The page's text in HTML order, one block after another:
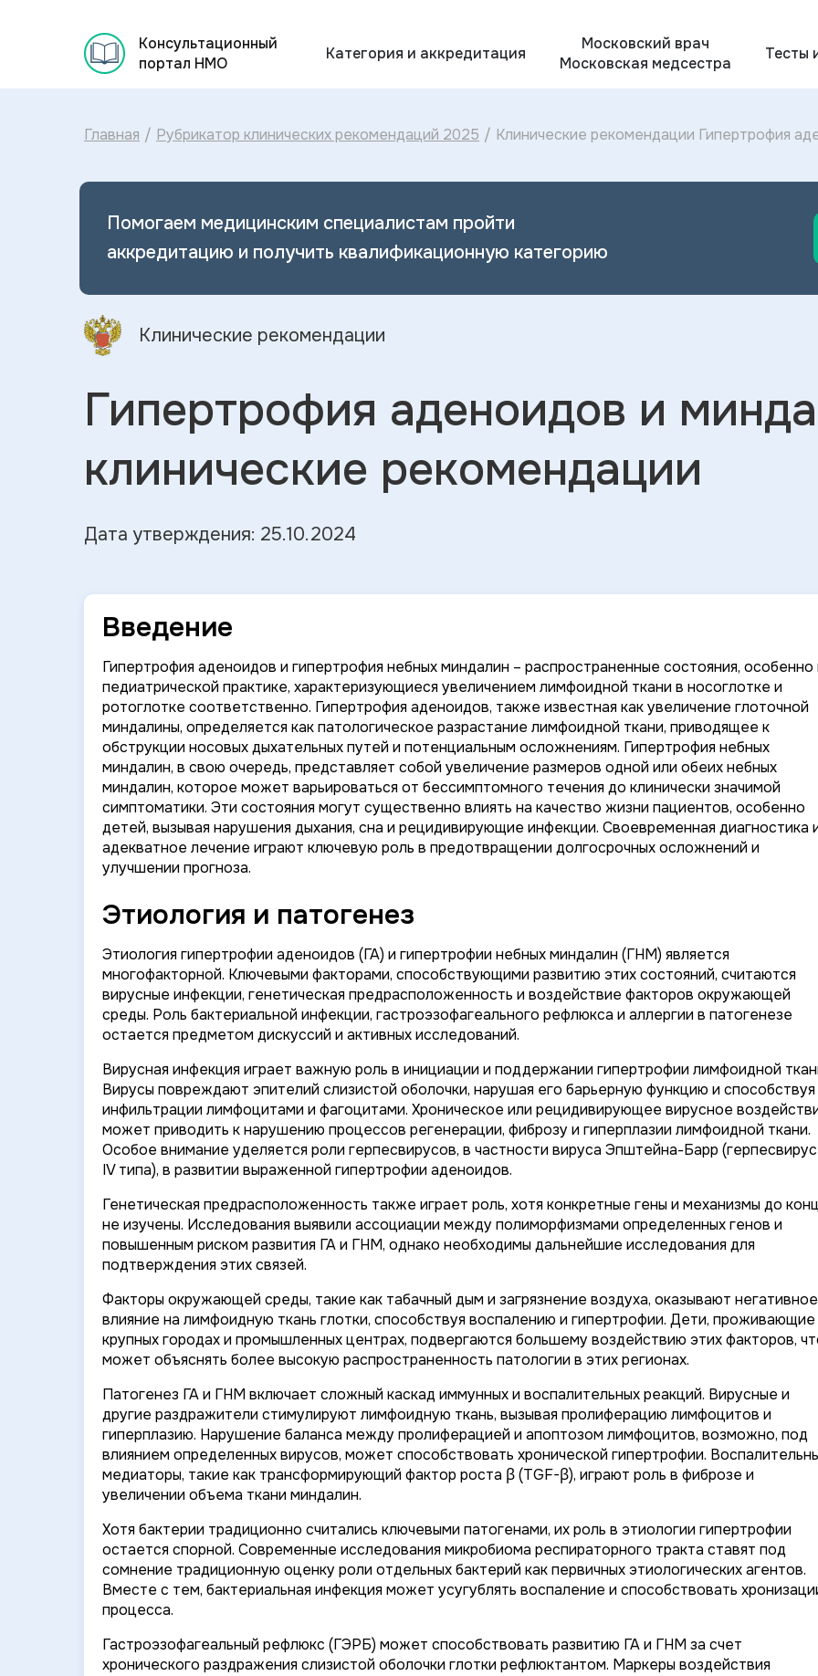
Консультационный
портал НМО
Категория и аккредитация
Московский врач
Московская медсестра
Тесты
Главная / Рубрикатор клинических рекомендаций 2025 / Клинические рекомендации Гипертрофия
Помогаем медицинским специалистам пройти
аккредитацию и получить квалификационную категорию
Клинические рекомендации
Гипертрофия аденоидов и
клинические рекомендации
Дата утверждения: 25.10.2024
Введение
Гипертрофия аденоидов и гипертрофия небных миндалин – распространенные состояния, особенно
педиатрической практике, характеризующиеся увеличением лимфоидной ткани в носоглотке и
ротоглотке соответственно. Гипертрофия аденоидов, также известная как увеличение глоточной
миндалины, определяется как патологическое разрастание лимфоидной ткани, приводящее к
обструкции носовых дыхательных путей и потенциальным осложнениям. Гипертрофия небных
миндалин, в свою очередь, представляет собой увеличение размеров одной или обеих небных
миндалин, которое может варьироваться от бессимптомного течения до клинически значимой
симптоматики. Эти состояния могут существенно влиять на качество жизни пациентов, особенно
детей, вызывая нарушения дыхания, сна и рецидивирующие инфекции. Своевременная диагностика
адекватное лечение играют ключевую роль в предотвращении долгосрочных осложнений и
улучшении прогноза.
Этиология и патогенез
Этиология гипертрофии аденоидов (ГА) и гипертрофии небных миндалин (ГНМ) является
многофакторной. Ключевыми факторами, способствующими развитию этих состояний, считаются
вирусные инфекции, генетическая предрасположенность и воздействие факторов окружающей
среды. Роль бактериальной инфекции, гастроэзофагеального рефлюкса и аллергии в патогенезе
остается предметом дискуссий и активных исследований.
Вирусная инфекция играет важную роль в инициации и поддержании гипертрофии лимфоидной
Вирусы повреждают эпителий слизистой оболочки, нарушая его барьерную функцию и способствуя
инфильтрации лимфоцитами и фагоцитами. Хроническое или рецидивирующее вирусное
может приводить к нарушению процессов регенерации, фиброзу и гиперплазии лимфоидной ткани.
Особое внимание уделяется роли герпесвирусов, в частности вируса Эпштейна-Барр (герпесвирус
IV типа), в развитии выраженной гипертрофии аденоидов.
Генетическая предрасположенность также играет роль, хотя конкретные гены и механизмы до
не изучены. Исследования выявили ассоциации между полиморфизмами определенных генов и
повышенным риском развития ГА и ГНМ, однако необходимы дальнейшие исследования для
подтверждения этих связей.
Факторы окружающей среды, такие как табачный дым и загрязнение воздуха, оказывают негативное
влияние на лимфоидную ткань глотки, способствуя воспалению и гипертрофии. Дети, проживающие
крупных городах и промышленных центрах, подвергаются большему воздействию этих факторов,
может объяснять более высокую распространенность патологии в этих регионах.
Патогенез ГА и ГНМ включает сложный каскад иммунных и воспалительных реакций. Вирусные и
другие раздражители стимулируют лимфоидную ткань, вызывая пролиферацию лимфоцитов и
гиперплазию. Нарушение баланса между пролиферацией и апоптозом лимфоцитов, возможно, под
влиянием определенных вирусов, может способствовать хронической гипертрофии.
медиаторы, такие как трансформирующий фактор роста β (TGF-β), играют роль в фиброзе и
увеличении объема ткани миндалин.
Хотя бактерии традиционно считались ключевыми патогенами, их роль в этиологии гипертрофии
остается спорной. Современные исследования микробиома респираторного тракта ставят под
сомнение традиционную оценку роли отдельных бактерий как первичных этиологических агентов.
Вместе с тем, бактериальная инфекция может усугублять воспаление и способствовать
процесса.
Гастроэзофагеальный рефлюкс (ГЭРБ) может способствовать развитию ГА и ГНМ за счет
хронического раздражения слизистой оболочки глотки рефлюктантом. Маркеры воздействия